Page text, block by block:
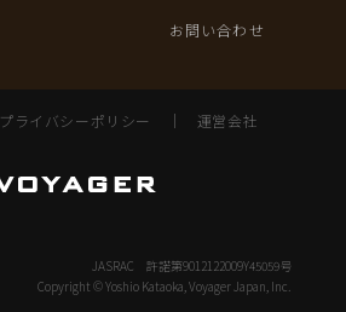
お問い合わせ
プライバシーポリシー ｜ 運営会社
JASRAC 許諾第9012122009Y45059号
Copyright © Yoshio Kataoka, Voyager Japan, Inc.